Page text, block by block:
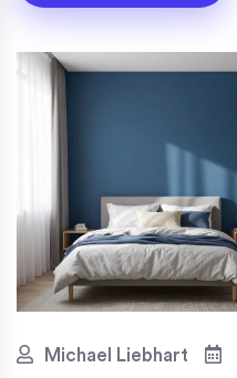
Michael Liebhart